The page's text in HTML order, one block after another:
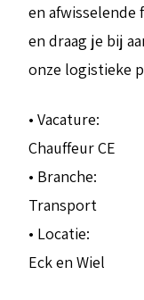
en afwisselende
en draag je bij
onze logistieke
• Vacature:
Chauffeur CE
• Branche:
Transport
• Locatie:
Eck en Wiel